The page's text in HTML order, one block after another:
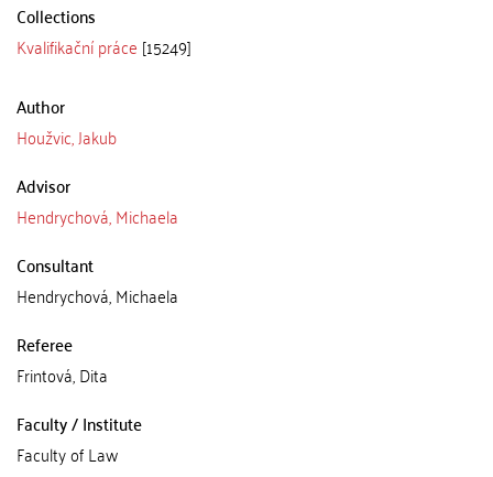
Collections
Kvalifikační práce [15249]
Author
Houžvic, Jakub
Advisor
Hendrychová, Michaela
Consultant
Hendrychová, Michaela
Referee
Frintová, Dita
Faculty / Institute
Faculty of Law